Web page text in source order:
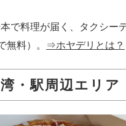
で料理が届く、タクシ
料）。 ⇒ホヤデリとは？
・駅周辺エリア